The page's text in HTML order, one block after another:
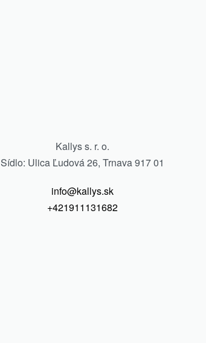
Kallys s. r. o.
Sídlo: Ulica Ľudová 26, Trnava 917 01
info@kallys.sk
+421911131682